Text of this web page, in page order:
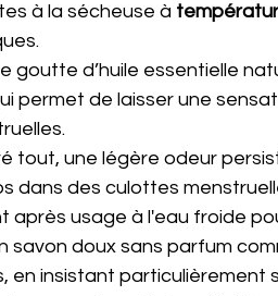
à la sécheuse à
goutte d’huile essentielle
permet de laisser une
tout, une légère odeur
dans des culottes
après usage à l'eau froide
savon doux sans parfum
en insistant particulièrement